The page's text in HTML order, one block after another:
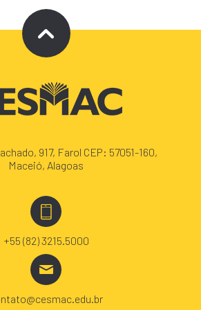
917, Farol CEP: 57051-160,
Maceió, Alagoas
+55 (82) 3215.5000